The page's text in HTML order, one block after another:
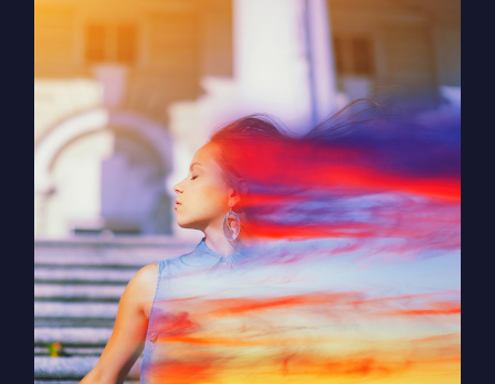
את
מנסה
להרשים?
כוחה
של
ויצירה
אוטנטיות